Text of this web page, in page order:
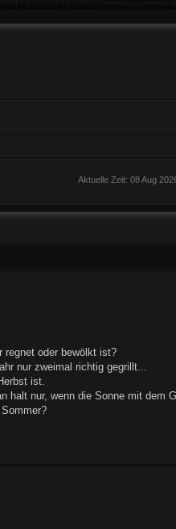
Aktuelle Zeit: 08 Aug
regnet oder bewölkt ist?
nur zweimal richtig gegrillt...
ist.
halt nur, wenn die Sonne mit dem